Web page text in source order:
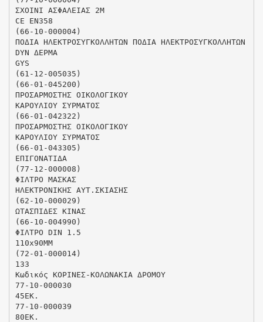
ΣΧΟΙΝΙ ΑΣΦΑΛΕΙΑΣ 2Μ
CE EN358
(66-10-000004)
ΠΟΔΙΑ ΗΛΕΚΤΡΟΣΥΓΚΟΛΛΗΤΩΝ ΠΟΔΙΑ ΗΛΕΚΤΡΟΣΥΓΚΟΛΛΗΤΩΝ
DYN ΔΕΡΜΑ
GYS
(61-12-005035)
(66-01-045200)
ΠΡΟΣΑΡΜΟΣΤΗΣ ΟΙΚΟΛΟΓΙΚΟΥ
ΚΑΡΟΥΛΙΟΥ ΣΥΡΜΑΤΟΣ
(66-01-042322)
ΠΡΟΣΑΡΜΟΣΤΗΣ ΟΙΚΟΛΟΓΙΚΟΥ
ΚΑΡΟΥΛΙΟΥ ΣΥΡΜΑΤΟΣ
(66-01-043305)
ΕΠΙΓΟΝΑΤΙΔΑ
(77-12-000008)
ΦΙΛΤΡΟ ΜΑΣΚΑΣ
ΗΛΕΚΤΡΟΝΙΚΗΣ ΑΥΤ.ΣΚΙΑΣΗΣ
(62-10-000029)
ΩΤΑΣΠΙΔΕΣ ΚΙΝΑΣ
(66-10-004990)
ΦΙΛΤΡΟ DIN 1.5
110x90MM
(72-01-000014)
133
Κωδικός ΚΟΡΙΝΕΣ-ΚΟΛΩΝΑΚΙΑ ΔΡΟΜΟΥ
77-10-000030
45ΕΚ.
77-10-000039
80ΕΚ.